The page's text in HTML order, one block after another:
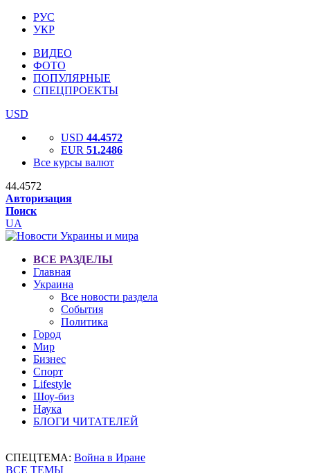
РУС
УКР
ВИДЕО
ФОТО
ПОПУЛЯРНЫЕ
СПЕЦПРОЕКТЫ
USD
USD 44.4572
EUR 51.2486
Все курсы валют
44.4572
Авторизация
Поиск
UA
ВСЕ РАЗДЕЛЫ
Главная
Украина
Все новости раздела
События
Политика
Город
Мир
Бизнес
Спорт
Lifestyle
Шоу-биз
Наука
БЛОГИ ЧИТАТЕЛЕЙ
СПЕЦТЕМА: Война в Иране
ВСЕ ТЕМЫ